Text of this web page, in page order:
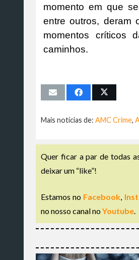
momento em que
entre outros, deram
momentos críticos
caminhos.
Mais notícias de: AMC Crime,
Quer ficar a par de todas
deixar um “like”!
Estamos no Facebook,
no nosso canal noYoutube.